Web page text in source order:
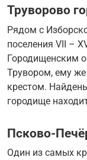
Труворово
Рядом с
поселения VII –
Городищенским
Трувором, ему
крестом.
городище
Псково-
Один из самых